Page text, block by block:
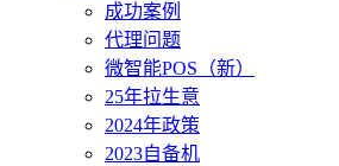
成功案例
代理问题
微智能POS（新）
25年拉生意
2024年政策
2023自备机